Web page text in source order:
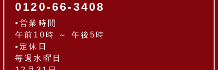
0120-66-3408
▪営業時間
午前10時 ～ 午後5時
▪定休日
毎週水曜日